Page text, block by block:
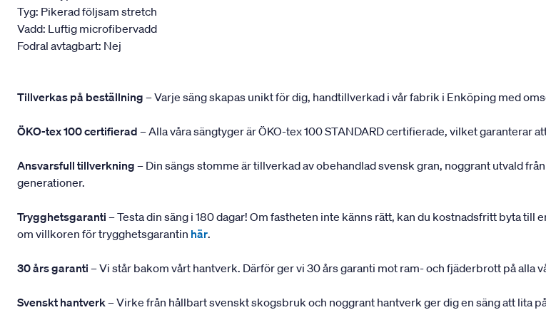
Tyg: Pikerad följsam stretch
Vadd: Luftig microfibervadd
Fodral avtagbart: Nej
Tillverkas på beställning – Varje säng skapas unikt för dig, handtillverkad i vår fabrik i Enköping med
ÖKO-tex 100 certifierad – Alla våra sängtyger är ÖKO-tex 100 STANDARD certifierade, vilket garanterar
Ansvarsfull tillverkning – Din sängs stomme är tillverkad av obehandlad svensk gran, noggrant utvald
generationer.
Trygghetsgaranti – Testa din säng i 180 dagar! Om fastheten inte känns rätt, kan du kostnadsfritt byta
om villkoren för trygghetsgarantin här.
30 års garanti – Vi står bakom vårt hantverk. Därför ger vi 30 års garanti mot ram- och fjäderbrott på alla
Svenskt hantverk– Virke från hållbart svenskt skogsbruk och noggrant hantverk ger dig en säng att lita